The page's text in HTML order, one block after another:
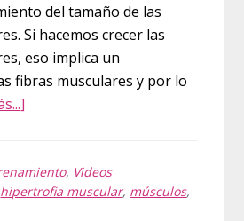
del tamaño de las
Si hacemos crecer las
eso implica un
fibras musculares y por lo
conseguir
hipertrofia
, Videos
hipertrofia muscular, músculos,